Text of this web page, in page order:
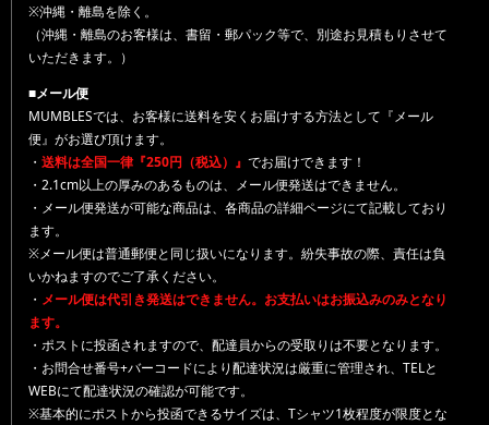
※沖縄・離島を除く。
（沖縄・離島のお客様は、書留・郵パック等で、別途お見積もりさせて
いただきます。）
■メール便
MUMBLESでは、お客様に送料を安くお届けする方法として『メール
便』がお選び頂けます。
・ 送料は全国一律『250円（税込）』 でお届けできます！
・2.1cm以上の厚みのあるものは、メール便発送はできません。
・メール便発送が可能な商品は、各商品の詳細ページにて記載しており
ます。
※メール便は普通郵便と同じ扱いになります。紛失事故の際、責任は負
いかねますのでご了承ください。
・ メール便は代引き発送はできません。お支払いはお振込みのみとなり
ます。
・ポストに投函されますので、配達員からの受取りは不要となります。
・お問合せ番号+バーコードにより配達状況は厳重に管理され、TELと
WEBにて配達状況の確認が可能です。
※基本的にポストから投函できるサイズは、Tシャツ1枚程度が限度とな